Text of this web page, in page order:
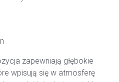
zapewniają głębokie
wpisują się w atmosferę